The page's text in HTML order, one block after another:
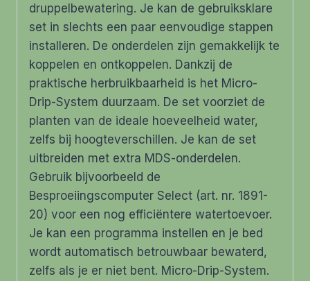
druppelbewatering. Je kan de gebruiksklare
set in slechts een paar eenvoudige stappen
installeren. De onderdelen zijn gemakkelijk te
koppelen en ontkoppelen. Dankzij de
praktische herbruikbaarheid is het Micro-
Drip-System duurzaam. De set voorziet de
planten van de ideale hoeveelheid water,
zelfs bij hoogteverschillen. Je kan de set
uitbreiden met extra MDS-onderdelen.
Gebruik bijvoorbeeld de
Besproeiingscomputer Select (art. nr. 1891-
20) voor een nog efficiëntere watertoevoer.
Je kan een programma instellen en je bed
wordt automatisch betrouwbaar bewaterd,
zelfs als je er niet bent. Micro-Drip-System.